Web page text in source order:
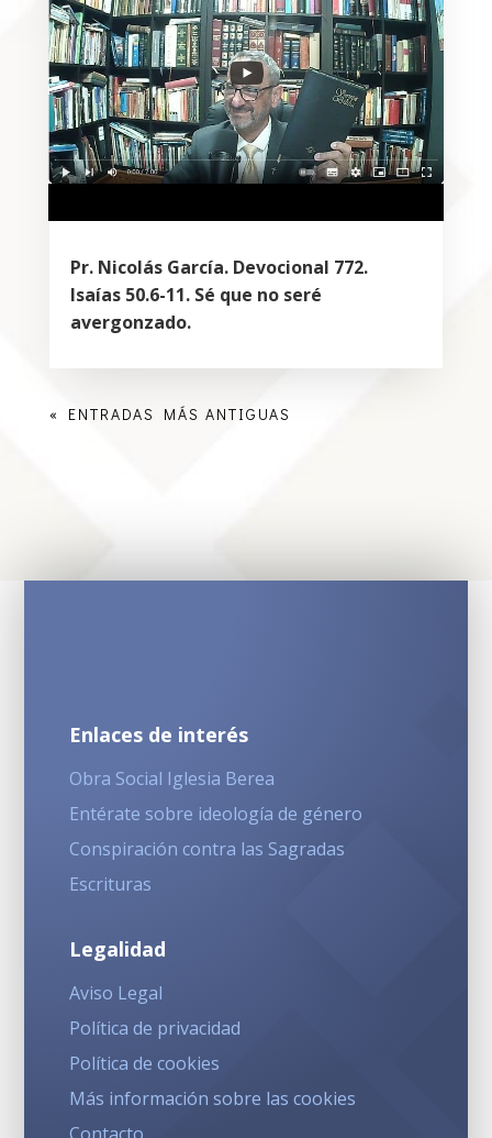
Pr. Nicolás García. Devocional 772.
Isaías 50.6-11. Sé que no seré
avergonzado.
« ENTRADAS MÁS ANTIGUAS
Enlaces de interés
Obra Social Iglesia Berea
Entérate sobre ideología de género
Conspiración contra las Sagradas
Escrituras
Legalidad
Aviso Legal
Política de privacidad
Política de cookies
Más información sobre las cookies